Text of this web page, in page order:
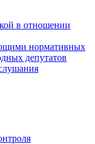
в отношении
нормативных
депутатов